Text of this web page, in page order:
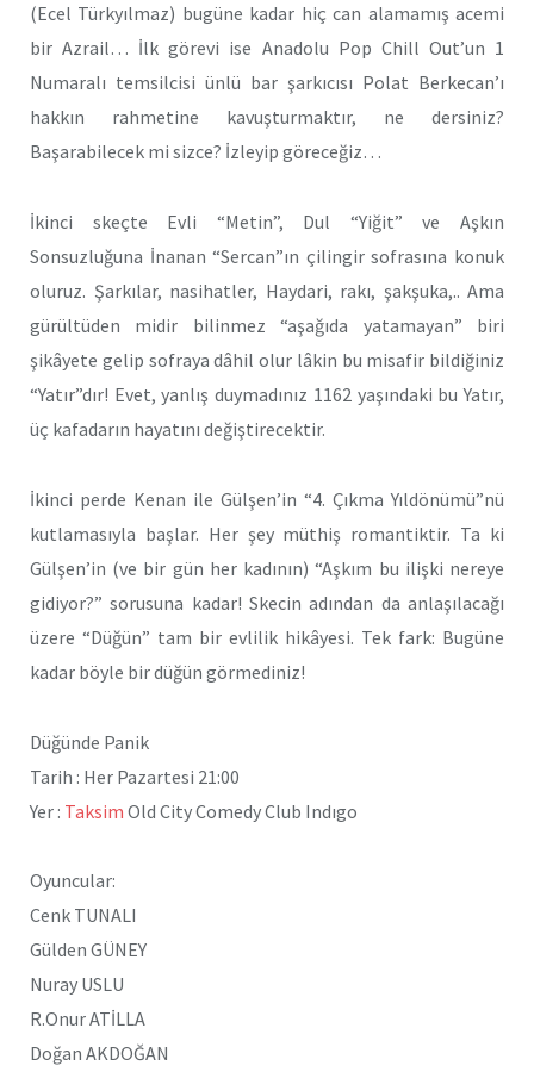
(Ecel Türkyılmaz) bugüne kadar hiç can alamamış acemi
bir Azrail… İlk görevi ise Anadolu Pop Chill Out’un 1
Numaralı temsilcisi ünlü bar şarkıcısı Polat Berkecan’ı
hakkın rahmetine kavuşturmaktır, ne dersiniz?
Başarabilecek mi sizce? İzleyip göreceğiz…
İkinci skeçte Evli “Metin”, Dul “Yiğit” ve Aşkın
Sonsuzluğuna İnanan “Sercan”ın çilingir sofrasına konuk
oluruz. Şarkılar, nasihatler, Haydari, rakı, şakşuka,.. Ama
gürültüden midir bilinmez “aşağıda yatamayan” biri
şikâyete gelip sofraya dâhil olur lâkin bu misafir bildiğiniz
“Yatır”dır! Evet, yanlış duymadınız 1162 yaşındaki bu Yatır,
üç kafadarın hayatını değiştirecektir.
İkinci perde Kenan ile Gülşen’in “4. Çıkma Yıldönümü”nü
kutlamasıyla başlar. Her şey müthiş romantiktir. Ta ki
Gülşen’in (ve bir gün her kadının) “Aşkım bu ilişki nereye
gidiyor?” sorusuna kadar! Skecin adından da anlaşılacağı
üzere “Düğün” tam bir evlilik hikâyesi. Tek fark: Bugüne
kadar böyle bir düğün görmediniz!
Düğünde Panik
Tarih : Her Pazartesi 21:00
Yer : Taksim Old City Comedy Club Indıgo
Oyuncular:
Cenk TUNALI
Gülden GÜNEY
Nuray USLU
R.Onur ATİLLA
Doğan AKDOĞAN